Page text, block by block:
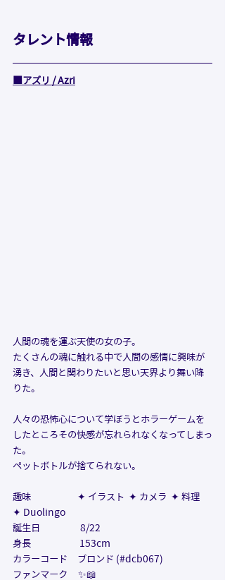
タレント情報
アズリ / Azri
人間の魂を運ぶ天使の女の子。
たくさんの魂に触れる中で人間の感情に興味が
湧き、人間と関わりたいと思い天界より舞い降
りた。
人々の恐怖心について学ぼうとホラーゲームを
したところその快感が忘れられなくなってしまっ
た。
ペットボトルが捨てられない。
趣味 ✦ イラスト  ✦ カメラ  ✦ 料理
✦ Duolingo
誕生日                   8/22
身長                       153cm
カラーコード ブロンド (#dcb067)
ファンマーク     ✨📖